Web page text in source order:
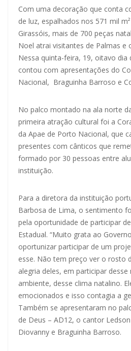
Com uma decoração que conta
de luz, espalhados nos 571 mil
Girassóis, mais de 700 peças
Noel atrai visitantes de Palmas e
Nessa quinta-feira, 19, oitavo dia
contou com apresentações do
Nacional, Braguinha Barroso e
No palco montado na ala norte
primeira atração cultural foi a
da Apae de Porto Nacional, que
presentes com cânticos que
formado por 30 pessoas entre
instituição.
Para a diretora da instituição
Barbosa de Lima, o sentimento
pela oportunidade de participar
Estadual. “Muito grata ao
oportunizar participar de um
esse. Não tem preço ver o rosto
alegria deles, em participar
ambiente, desse clima natalino.
emocionados e isso contagia a
Também se apresentaram no
de Deus – AD12, o cantor
Diovanny e Braguinha Barroso.